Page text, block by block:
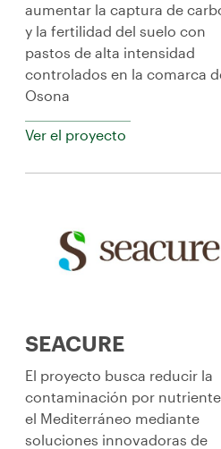
aumentar la captura de
y la fertilidad del suelo con
pastos de alta intensidad
controlados en la comarca
Osona
Ver el proyecto
SEACURE
El proyecto busca reducir la
contaminación por
el Mediterráneo mediante
soluciones innovadoras de